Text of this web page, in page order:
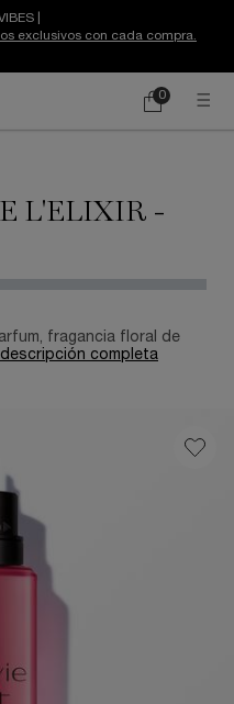
|
exclusivos con cada compra.
Mi
0
0 producto
L'ELIXIR -
fragancia floral de
descripción completa